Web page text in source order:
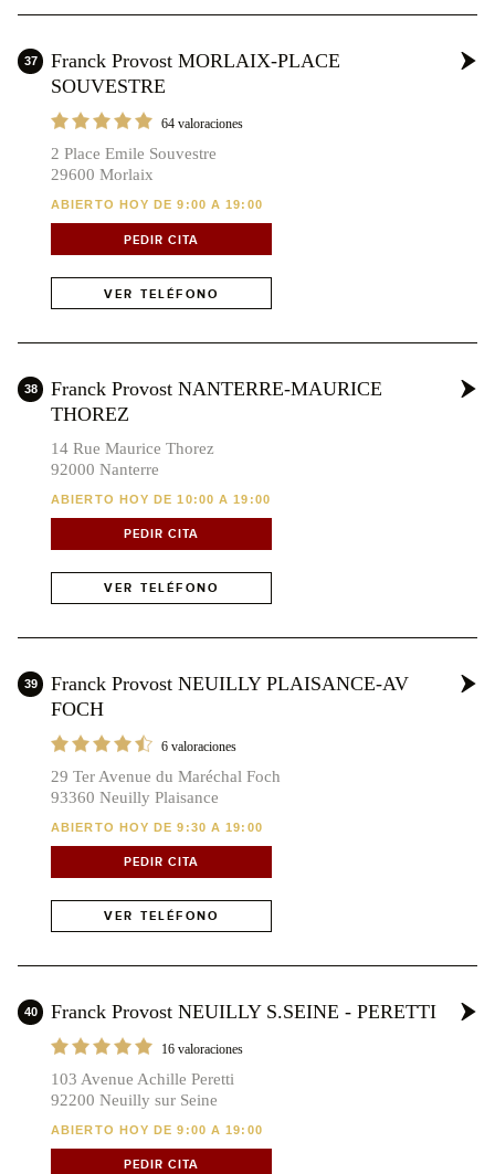
37
Franck Provost MORLAIX-PLACE
SOUVESTRE
64 valoraciones
2 Place Emile Souvestre
29600 Morlaix
ABIERTO HOY DE 9:00 A 19:00
PEDIR CITA
VER TELÉFONO
38
Franck Provost NANTERRE-MAURICE
THOREZ
14 Rue Maurice Thorez
92000 Nanterre
ABIERTO HOY DE 10:00 A 19:00
PEDIR CITA
VER TELÉFONO
39
Franck Provost NEUILLY PLAISANCE-AV
FOCH
6 valoraciones
29 Ter Avenue du Maréchal Foch
93360 Neuilly Plaisance
ABIERTO HOY DE 9:30 A 19:00
PEDIR CITA
VER TELÉFONO
40 Franck Provost NEUILLY S.SEINE - PERETTI
16 valoraciones
103 Avenue Achille Peretti
92200 Neuilly sur Seine
ABIERTO HOY DE 9:00 A 19:00
PEDIR CITA